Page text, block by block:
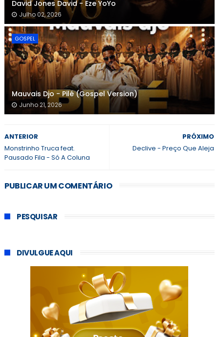
David Jones David - Eze YoYo
Julho 02, 2026
GOSPEL
Mauvais Djo - Pilé (Gospel Version)
Junho 21, 2026
PRÓXIMO
Declive - Preço Que Aleja
ANTERIOR
Monstrinho Truca feat.
Pausado Fila - Só A Coluna
PUBLICAR UM COMENTÁRIO
PESQUISAR
DIVULGUE AQUI